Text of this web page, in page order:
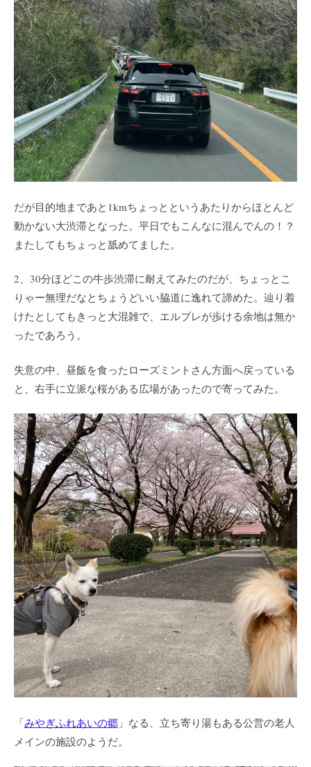
だが目的地まであと1kmちょっとというあたりからほとんど
動かない大渋滞となった。平日でもこんなに混んでんの！？
またしてもちょっと舐めてました。
2、30分ほどこの牛歩渋滞に耐えてみたのだが、ちょっとこ
りゃー無理だなとちょうどいい脇道に逸れて諦めた。辿り着
けたとしてもきっと大混雑で、エルブレが歩ける余地は無か
ったであろう。
失意の中、昼飯を食ったローズミントさん方面へ戻っている
と、右手に立派な桜がある広場があったので寄ってみた。
「みやぎふれあいの郷 」なる、立ち寄り湯もある公営の老人
メインの施設のようだ。